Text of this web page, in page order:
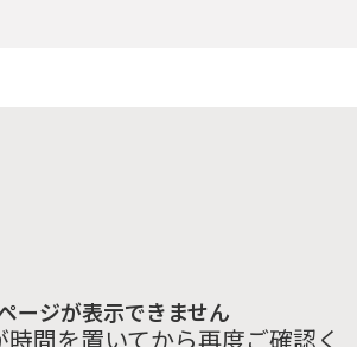
ージが表示できません
間を置いてから再度ご確認く